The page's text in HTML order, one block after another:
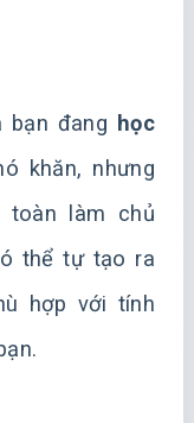
bạn đang học
khăn, nhưng
toàn làm chủ
thể tự tạo ra
hợp với tính